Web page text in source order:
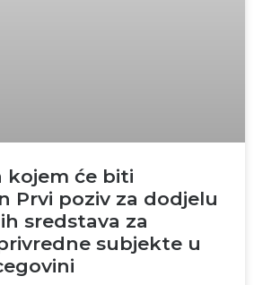
kojem će biti
Prvi poziv za dodjelu
sredstava za
subjekte u